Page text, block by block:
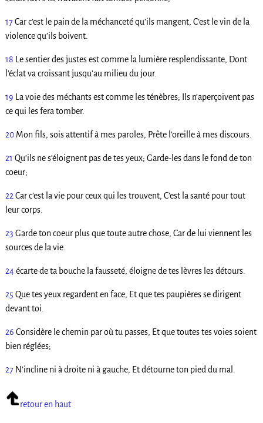
17Car c’est le pain de la méchanceté qu’ils mangent, C’est le vin de la
violence qu’ils boivent.
18 Le sentier des justes est comme la lumière resplendissante, Dont
l’éclat va croissant jusqu’au milieu du jour.
19 La voie des méchants est comme les ténèbres; Ils n’aperçoivent pas
ce qui les fera tomber.
20Mon fils, sois attentif à mes paroles, Prête l’oreille à mes discours.
21 Qu’ils ne s’éloignent pas de tes yeux; Garde-les dans le fond de ton
coeur;
22Car c’est la vie pour ceux qui les trouvent, C’est la santé pour tout
leur corps.
23 Garde ton coeur plus que toute autre chose, Car de lui viennent les
sources de la vie.
24écarte de ta bouche la fausseté, éloigne de tes lèvres les détours.
25 Que tes yeux regardent en face, Et que tes paupières se dirigent
devant toi.
26 Considère le chemin par où tu passes, Et que toutes tes voies soient
bien réglées;
27N’incline ni à droite ni à gauche, Et détourne ton pied du mal.
retour en haut